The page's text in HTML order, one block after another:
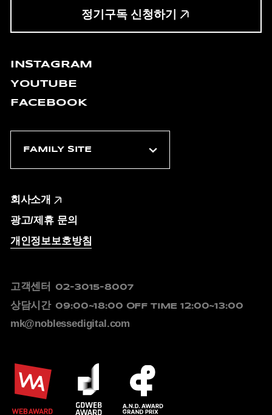
정기구독 신청하기
INSTAGRAM
YOUTUBE
FACEBOOK
회사소개
광고/제휴 문의
개인정보보호방침
고객센터 02-3015-8007
상담시간 09:00~18:00 OFF TIME 12:00~13:00
mk@noblessedigital.com